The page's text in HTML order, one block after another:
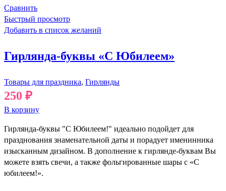
Сравнить
Быстрый просмотр
Добавить в список желаний
Гирлянда-буквы «С Юбилеем»
Товары для праздника, Гирлянды
250 ₽
В корзину
Гирлянда-буквы "С Юбилеем!" идеально подойдет для
празднования знаменательной даты и порадует именинника
изысканным дизайном. В дополнение к гирлянде-буквам Вы
можете взять свечи, а также фольгированные шары с «С
юбилеем!».